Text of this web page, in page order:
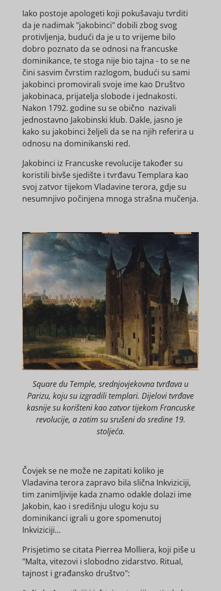
Iako postoje apologeti koji pokušavaju tvrditi
da je nadimak "jakobinci" dobili zbog svog
protivljenja, budući da je u to vrijeme bilo
dobro poznato da se odnosi na francuske
dominikance, te stoga nije bio tajna - to se ne
čini sasvim čvrstim razlogom, budući su sami
jakobinci promovirali svoje ime kao Društvo
jakobinaca, prijatelja slobode i jednakosti.
Nakon 1792. godine su se obično nazivali
jednostavno Jakobinski klub. Dakle, jasno je
kako su jakobinci željeli da se na njih referira u
odnosu na dominikanski red.
Jakobinci iz Francuske revolucije također su
koristili bivše sjedište i tvrđavu Templara kao
svoj zatvor tijekom Vladavine terora, gdje su
nesumnjivo počinjena mnoga strašna mučenja.
Square du Temple, srednjovjekovna tvrđava u
Parizu, koju su izgradili templari. Dijelovi tvrđave
kasnije su korišteni kao zatvor tijekom Francuske
revolucije, a zatim su srušeni do sredine 19.
stoljeća.
Čovjek se ne može ne zapitati koliko je
Vladavina terora zapravo bila slična Inkviziciji,
tim zanimljivije kada znamo odakle dolazi ime
Jakobin, kao i središnju ulogu koju su
dominikanci igrali u gore spomenutoj
Inkviziciji...
Prisjetimo se citata Pierrea Molliera, koji piše u
"Malta, vitezovi i slobodno zidarstvo. Ritual,
tajnost i građansko društvo":